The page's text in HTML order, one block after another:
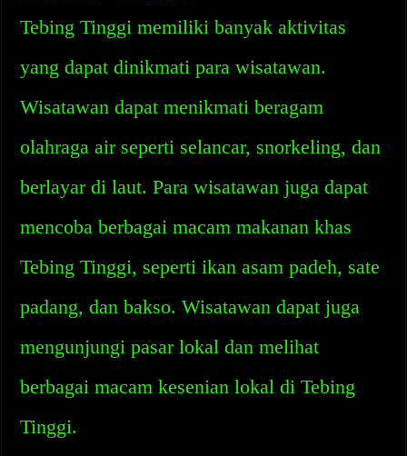
Tebing Tinggi memiliki banyak aktivitas
yang dapat dinikmati para wisatawan.
Wisatawan dapat menikmati beragam
olahraga air seperti selancar, snorkeling, dan
berlayar di laut. Para wisatawan juga dapat
mencoba berbagai macam makanan khas
Tebing Tinggi, seperti ikan asam padeh, sate
padang, dan bakso. Wisatawan dapat juga
mengunjungi pasar lokal dan melihat
berbagai macam kesenian lokal di Tebing
Tinggi.